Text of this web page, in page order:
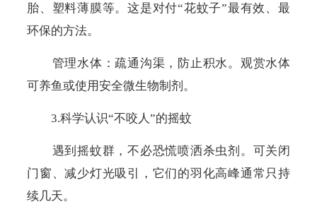
胎、塑料薄膜等。这是对付“花蚊子”最有效、最
环保的方法。
管理水体：疏通沟渠，防止积水。观赏水体
可养鱼或使用安全微生物制剂。
3.科学认识“不咬人”的摇蚊
遇到摇蚊群，不必恐慌喷洒杀虫剂。可关闭
门窗、减少灯光吸引，它们的羽化高峰通常只持
续几天。